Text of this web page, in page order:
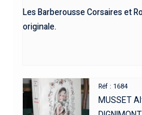
Les Barberousse Corsaires et
originale.
Réf : 1684
MUSSET